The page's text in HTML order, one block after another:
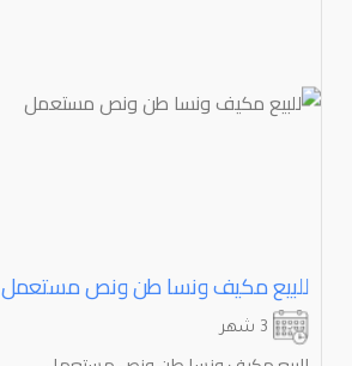
للبيع مكيف ونسا طن ونص مستعمل